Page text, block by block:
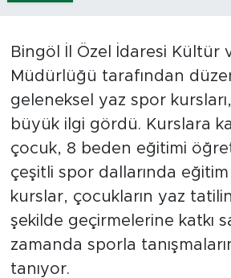
Bingöl İl Özel İdaresi Kültür
Müdürlüğü tarafından
geleneksel yaz spor
büyük ilgi gördü. Kurslara
çocuk, 8 beden eğitimi
çeşitli spor dallarında
kurslar, çocukların yaz
şekilde geçirmelerine katkı
zamanda sporla
tanıyor.
Bingöl Kaza Haberleri